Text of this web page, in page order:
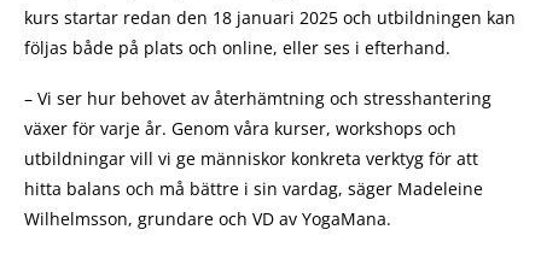
kurs startar redan den 18 januari 2025 och utbildningen kan
följas både på plats och online, eller ses i efterhand.
– Vi ser hur behovet av återhämtning och stresshantering
växer för varje år. Genom våra kurser, workshops och
utbildningar vill vi ge människor konkreta verktyg för att
hitta balans och må bättre i sin vardag, säger Madeleine
Wilhelmsson, grundare och VD av YogaMana.